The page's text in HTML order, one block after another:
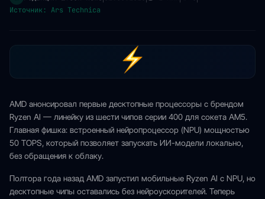
Источник: Ars Technica
AMD анонсировал первые десктопные процессоры с брендом
Ryzen AI — линейку из шести чипов серии 400 для сокета AM5.
Главная фишка: встроенный нейропроцессор (NPU) мощностью
50 TOPS, который позволяет запускать ИИ-модели локально,
без обращения к облаку.
Полтора года назад AMD запустил мобильные Ryzen AI с NPU, но
десктопные чипы оставались без нейроускорителей. Теперь